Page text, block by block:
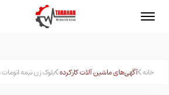
خانه آگهی‌های ماشین آلات کارکرده بلوک زن نیمه